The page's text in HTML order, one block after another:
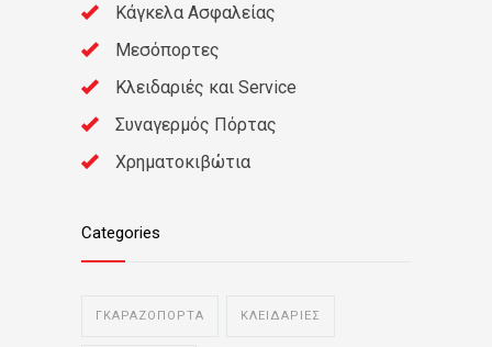
Κάγκελα Ασφαλείας
Μεσόπορτες
Κλειδαριές και Service
Συναγερμός Πόρτας
Χρηματοκιβώτια
Categories
ΓΚΑΡΑΖΟΠΟΡΤΑ ΚΛΕΙΔΑΡΙΕΣ